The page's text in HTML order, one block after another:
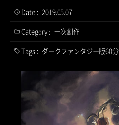
Date : 2019.05.07
Category : 一次創作
Tags : ダークファンタジー版60分